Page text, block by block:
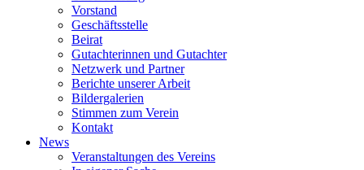
Vorstand
Geschäftsstelle
Beirat
Gutachterinnen und Gutachter
Netzwerk und Partner
Berichte unserer Arbeit
Bildergalerien
Stimmen zum Verein
Kontakt
News
Veranstaltungen des Vereins